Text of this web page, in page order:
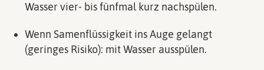
Wasser vier- bis fünfmal kurz nachspülen.
Wenn Samenflüssigkeit ins Auge gelangt
(geringes Risiko): mit Wasser ausspülen.